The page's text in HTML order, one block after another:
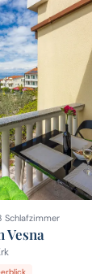
Schlafzimmer
Vesna